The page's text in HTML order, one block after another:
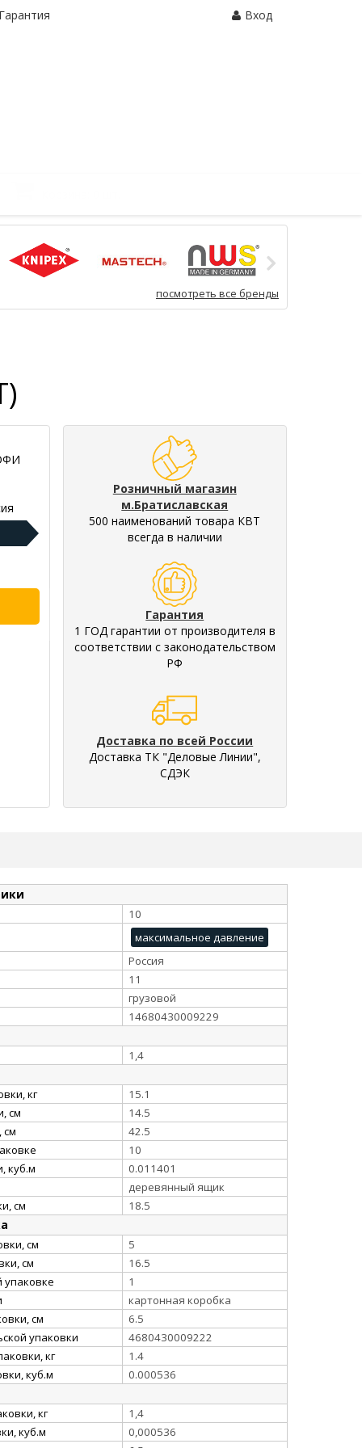
Гарантия Вход
посмотреть все бренды
Розничный магазин
м.Братиславская
500 наименований товара КВТ
всегда в наличии
Гарантия
1 ГОД гарантии от производителя в
соответствии с законодательством
РФ
Доставка по всей России
Доставка ТК "Деловые Линии",
СДЭК
10
максимальное давление
Россия
11
грузовой
14680430009229
1,4
кг
15.1
см
14.5
см
42.5
10
куб.м
0.011401
деревянный ящик
см
18.5
см
5
см
16.5
упаковке
1
картонная коробка
см
6.5
упаковки
4680430009222
кг
1.4
куб.м
0.000536
кг
1,4
куб.м
0,000536